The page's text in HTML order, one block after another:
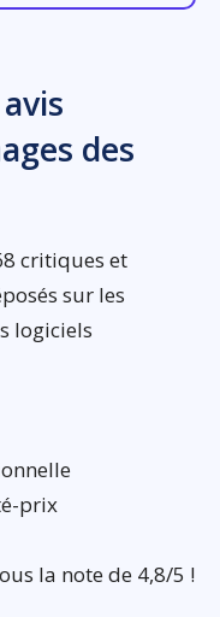
des
critiques et
sur les
logiciels
prix
la note de 4,8/5 !